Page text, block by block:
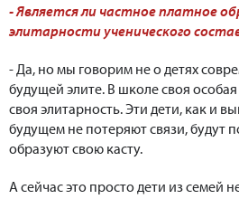
- Является ли частное платное
элитарности ученического
- Да, но мы говорим не о детях
будущей элите. В школе своя
своя элитарность. Эти дети, как и
будущем не потеряют связи, будут
образуют свою касту.
А сейчас это просто дети из семей